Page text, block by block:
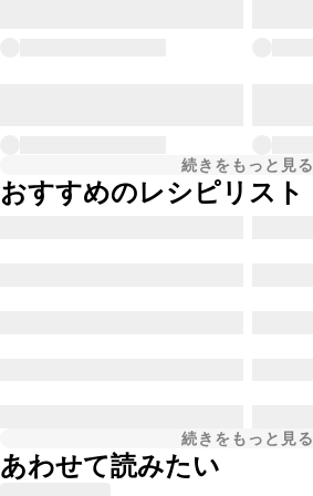
続きをもっと見る
おすすめのレシピリスト
続きをもっと見る
あわせて読みたい